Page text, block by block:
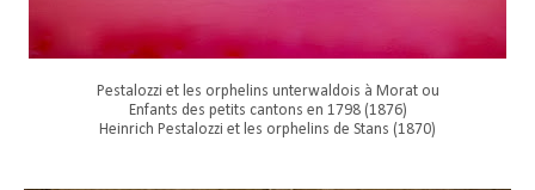
Pestalozzi et les orphelins unterwaldois à Morat ou
Enfants des petits cantons en 1798 (1876)
Heinrich Pestalozzi et les orphelins de Stans (1870)